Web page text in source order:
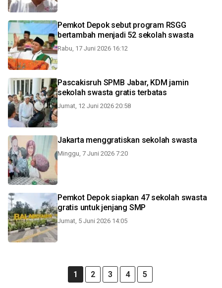
Pemkot Depok sebut program RSGG
bertambah menjadi 52 sekolah swasta
Rabu, 17 Juni 2026 16:12
Pascakisruh SPMB Jabar, KDM jamin
sekolah swasta gratis terbatas
Jumat, 12 Juni 2026 20:58
Jakarta menggratiskan sekolah swasta
Minggu, 7 Juni 2026 7:20
Pemkot Depok siapkan 47 sekolah swasta
gratis untuk jenjang SMP
Jumat, 5 Juni 2026 14:05
1 2 3 4 5